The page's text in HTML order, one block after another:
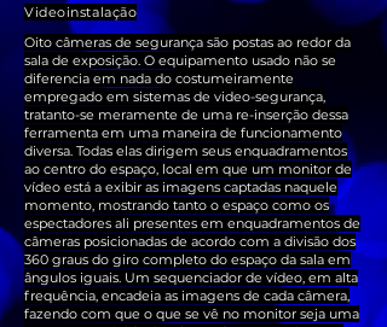
Videoinstalação
Oito câmeras de segurança são postas ao redor da
sala de exposição. O equipamento usado não se
diferencia em nada do costumeiramente
empregado em sistemas de video-segurança,
tratanto-se meramente de uma re-inserção dessa
ferramenta em uma maneira de funcionamento
diversa. Todas elas dirigem seus enquadramentos
ao centro do espaço, local em que um monitor de
vídeo está a exibir as imagens captadas naquele
momento, mostrando tanto o espaço como os
espectadores ali presentes em enquadramentos de
câmeras posicionadas de acordo com a divisão dos
360 graus do giro completo do espaço da sala em
ângulos iguais. Um sequenciador de vídeo, em alta
frequência, encadeia as imagens de cada câmera,
fazendo com que o que se vê no monitor seja uma